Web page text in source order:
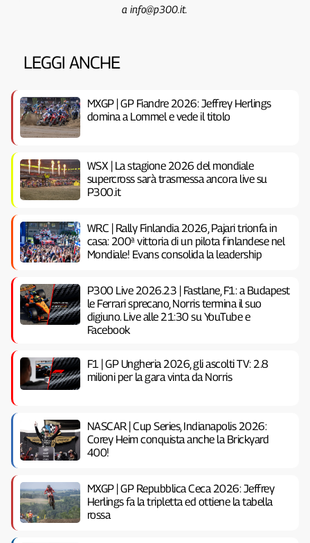
a info@p300.it.
LEGGI ANCHE
MXGP | GP Fiandre 2026: Jeffrey Herlings
domina a Lommel e vede il titolo
WSX | La stagione 2026 del mondiale
supercross sarà trasmessa ancora live su
P300.it
WRC | Rally Finlandia 2026, Pajari trionfa in
casa: 200ª vittoria di un pilota finlandese nel
Mondiale! Evans consolida la leadership
P300 Live 2026.23 | Fastlane, F1: a Budapest
le Ferrari sprecano, Norris termina il suo
digiuno. Live alle 21:30 su YouTube e
Facebook
F1 | GP Ungheria 2026, gli ascolti TV: 2.8
milioni per la gara vinta da Norris
NASCAR | Cup Series, Indianapolis 2026:
Corey Heim conquista anche la Brickyard
400!
MXGP | GP Repubblica Ceca 2026: Jeffrey
Herlings fa la tripletta ed ottiene la tabella
rossa